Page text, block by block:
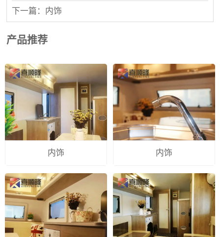
下一篇：内饰
产品推荐
内饰 内饰